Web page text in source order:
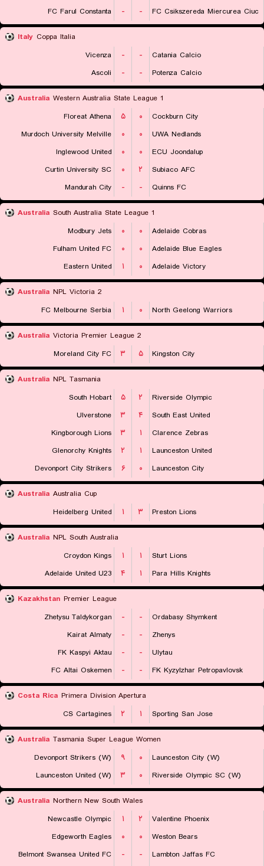
FC Farul Constanta - - FC Csikszereda Miercurea Ciuc
Italy Coppa Italia
Vicenza
- -
Catania Calcio
Ascoli
- - Potenza Calcio
Australia Western Australia State League 1
Floreat Athena
۵ ۰
Cockburn City
Murdoch University Melville
۰ ۰
UWA Nedlands
Inglewood United
۰ ۰
ECU Joondalup
Curtin University SC
۰ ۲
Subiaco AFC
Mandurah City
- - Quinns FC
Australia South Australia State League 1
Modbury Jets
۰ ۰
Adelaide Cobras
Fulham United FC
۰ ۰
Adelaide Blue Eagles
Eastern United
۱ ۰ Adelaide Victory
Australia NPL Victoria 2
FC Melbourne Serbia
۱ ۰ North Geelong Warriors
Australia Victoria Premier League 2
Moreland City FC
۳ ۵ Kingston City
Australia NPL Tasmania
South Hobart
۵ ۲
Riverside Olympic
Ulverstone
۳ ۴
South East United
Kingborough Lions
۳ ۱
Clarence Zebras
Glenorchy Knights
۲ ۱
Launceston United
Devonport City Strikers
۶ ۰ Launceston City
Australia Australia Cup
Heidelberg United
۱ ۳ Preston Lions
Australia NPL South Australia
Croydon Kings
۱ ۱
Sturt Lions
Adelaide United U23
۴ ۱ Para Hills Knights
Kazakhstan Premier League
Zhetysu Taldykorgan
- -
Ordabasy Shymkent
Kairat Almaty
- -
Zhenys
FK Kaspyi Aktau
- -
Ulytau
FC Altai Oskemen
- - FK Kyzylzhar Petropavlovsk
Costa Rica Primera Division Apertura
CS Cartagines
۲ ۱ Sporting San Jose
Australia Tasmania Super League Women
Devonport Strikers (W)
۹ ۰
Launceston City (W)
Launceston United (W)
۳ ۰ Riverside Olympic SC (W)
Australia Northern New South Wales
Newcastle Olympic
۱ ۲
Valentine Phoenix
Edgeworth Eagles
۰ ۰
Weston Bears
Belmont Swansea United FC
- -
Lambton Jaffas FC